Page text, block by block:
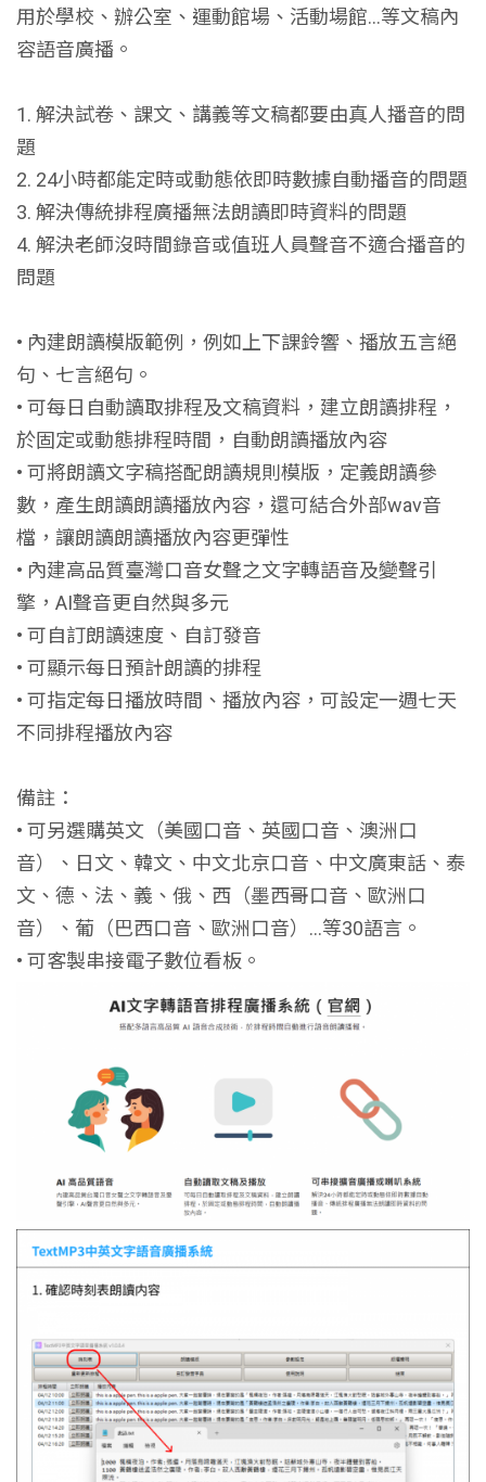
用於學校、辦公室、運動館場、活動場館…等文稿內
容語音廣播。
1. 解決試卷、課文、講義等文稿都要由真人播音的問
題
2. 24小時都能定時或動態依即時數據自動播音的問題
3. 解決傳統排程廣播無法朗讀即時資料的問題
4. 解決老師沒時間錄音或值班人員聲音不適合播音的
問題
• 內建朗讀模版範例，例如上下課鈴響、播放五言絕
句、七言絕句。
• 可每日自動讀取排程及文稿資料，建立朗讀排程，
於固定或動態排程時間，自動朗讀播放內容
• 可將朗讀文字稿搭配朗讀規則模版，定義朗讀參
數，產生朗讀朗讀播放內容，還可結合外部wav音
檔，讓朗讀朗讀播放內容更彈性
• 內建高品質臺灣口音女聲之文字轉語音及變聲引
擎，AI聲音更自然與多元
• 可自訂朗讀速度、自訂發音
• 可顯示每日預計朗讀的排程
• 可指定每日播放時間、播放內容，可設定一週七天
不同排程播放內容
備註：
• 可另選購英文（美國口音、英國口音、澳洲口
音）、日文、韓文、中文北京口音、中文廣東話、泰
文、德、法、義、俄、西（墨西哥口音、歐洲口
音）、葡（巴西口音、歐洲口音）...等30語言。
• 可客製串接電子數位看板。